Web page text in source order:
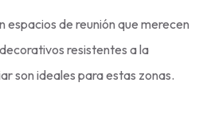
espacios de reunión que merecen
resistentes a la
son ideales para estas zonas.